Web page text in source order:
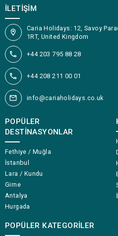
İLETIŞIM
Caria Holidays: 12, Savoy
1RT, United Kingdom
+44 203 795 88 28
+44 208 211 00 01
info@cariaholidays.co.uk
POPÜLER
DESTINASYONLAR
Fethiye / Muğla
İstanbul
Lara / Kundu
Girne
Antalya
Hurgada
POPÜLER KATEGORILER